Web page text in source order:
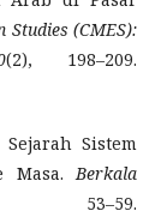
Studies (CMES):
(2), 198–209.
Sistem
Masa. Berkala
53–59.